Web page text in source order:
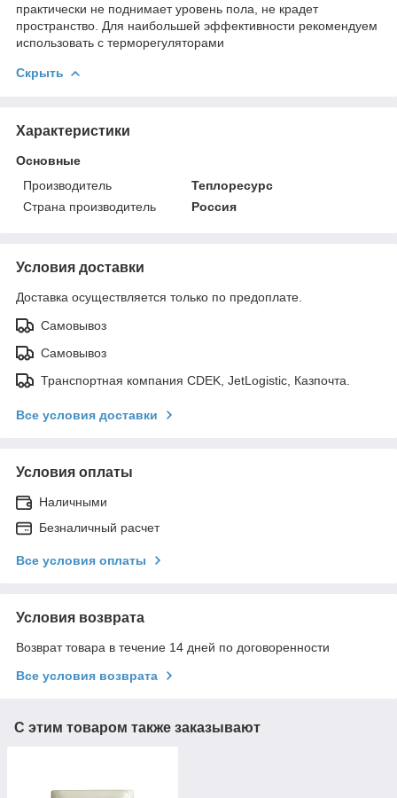
практически не поднимает уровень пола, не крадет
пространство. Для наибольшей эффективности рекомендуем
использовать с терморегуляторами
Скрыть
Характеристики
Основные
Производитель
Теплоресурс
Страна производитель
Россия
Условия доставки
Доставка осуществляется только по предоплате.
Самовывоз
Самовывоз
Транспортная компания CDEK, JetLogistic, Казпочта.
Все условия доставки
Условия оплаты
Наличными
Безналичный расчет
Все условия оплаты
Условия возврата
Возврат товара в течение 14 дней по договоренности
Все условия возврата
С этим товаром также заказывают